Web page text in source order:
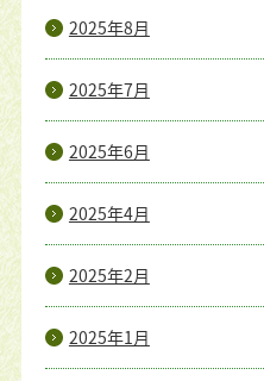
2025年8月
2025年7月
2025年6月
2025年4月
2025年2月
2025年1月